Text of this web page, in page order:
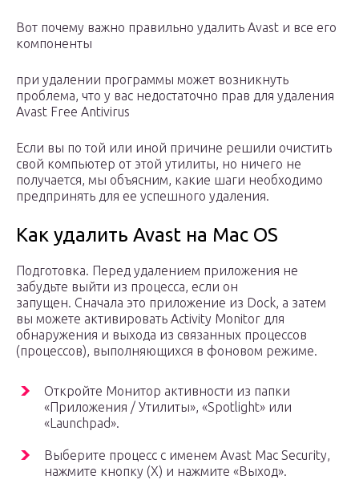
Вот почему важно правильно удалить Avast и все его
компоненты
при удалении программы может возникнуть
проблема, что у вас недостаточно прав для удаления
Avast Free Antivirus
Если вы по той или иной причине решили очистить
свой компьютер от этой утилиты, но ничего не
получается, мы объясним, какие шаги необходимо
предпринять для ее успешного удаления.
Как удалить Avast на Mac OS
Подготовка. Перед удалением приложения не
забудьте выйти из процесса, если он
запущен. Сначала это приложение из Dock, а затем
вы можете активировать Activity Monitor для
обнаружения и выхода из связанных процессов
(процессов), выполняющихся в фоновом режиме.
Откройте Монитор активности из папки
«Приложения / Утилиты», «Spotlight» или
«Launchpad».
Выберите процесс с именем Avast Mac Security,
нажмите кнопку (X) и нажмите «Выход».